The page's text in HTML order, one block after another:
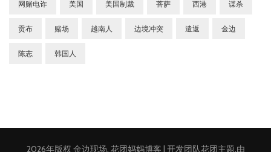
网赌电诈 美国 美国制裁 菩萨 西港 谋杀
贡布 赌场 越南人 边境冲突 遣返 金边
陈志 韩国人
2026年版权 金边现场. 花团妈妈博客 | 开发团队花团主题.由